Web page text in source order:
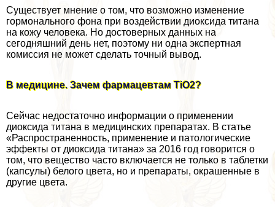
Существует мнение о том, что возможно изменение
гормонального фона при воздействии диоксида титана
на кожу человека. Но достоверных данных на
сегодняшний день нет, поэтому ни одна экспертная
комиссия не может сделать точный вывод.
В медицине. Зачем фармацевтам TiO2?
Сейчас недостаточно информации о применении
диоксида титана в медицинских препаратах. В статье
«Распространенность, применение и патологические
эффекты от диоксида титана» за 2016 год говорится о
том, что вещество часто включается не только в таблетки
(капсулы) белого цвета, но и препараты, окрашенные в
другие цвета.